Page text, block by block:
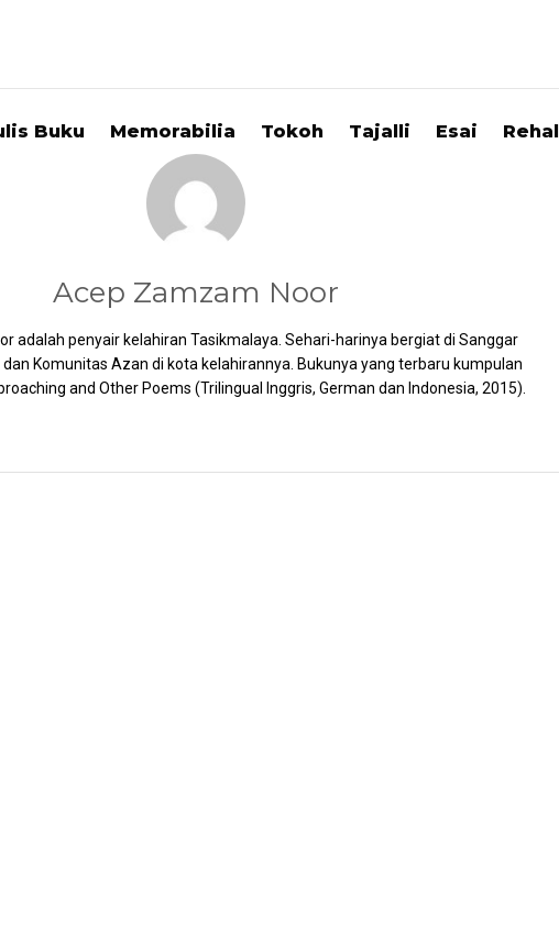
Buku Memorabilia Tokoh Tajalli Esai Rehal
Acep Zamzam Noor
adalah penyair kelahiran Tasikmalaya. Sehari-harinya bergiat di Sanggar
Komunitas Azan di kota kelahirannya. Bukunya yang terbaru kumpulan
and Other Poems (Trilingual Inggris, German dan Indonesia, 2015).